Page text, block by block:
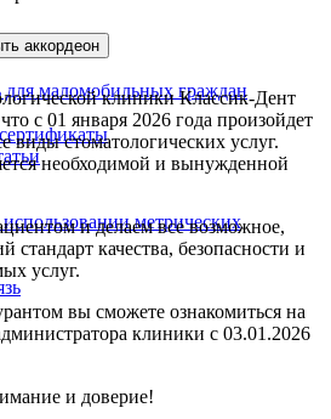
аккордеон
для маломобильных граждан
метрических
клиники Классик-Дент
с 01 января 2026 года произойдет
виды стоматологических услуг.
необходимой и вынужденной
и делаем все возможное,
стандарт качества, безопасности и
услуг.
вы сможете ознакомиться на
клиники с 03.01.2026
и доверие!